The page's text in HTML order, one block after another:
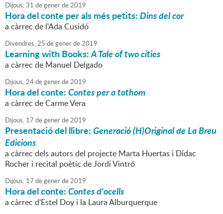
Dijous,31 degenerde2019
Hora del conte per als més petits:Dins del cor
a càrrec de l'Ada Cusidó
Divendres,25 degenerde2019
Learning with Books:A Tale of two cities
a càrrec de Manuel Delgado
Dijous,24degenerde2019
Hora del conte:Contes per a tothom
a càrrec de Carme Vera
Dijous, 17 degenerde2019
Presentació del llibre:Generació (H)Original de La Breu
Edicions
a càrrec dels autors del projecte Marta Huertas i Dídac
Rocher i recital poètic de Jordi Vintró
Dijous, 17 degenerde2019
Hora del conte:Contes d'ocells
a càrrec d'Estel Doy i la Laura Alburquerque